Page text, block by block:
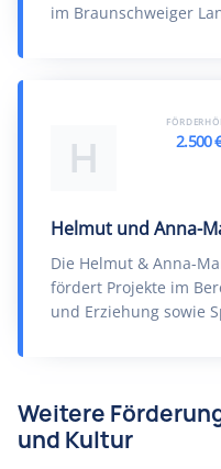
im Braunschweiger
H
Helmut und Anna-
Die Helmut & Anna-
fördert Projekte im
und Erziehung sowie
2.500
Weitere
und Kultur